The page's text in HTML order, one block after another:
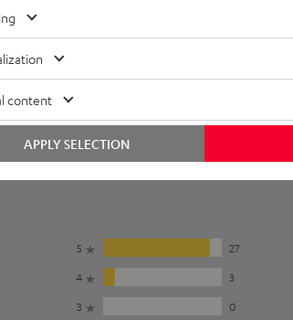
5
27
4
3
3
0
content
APPLY SELECTION